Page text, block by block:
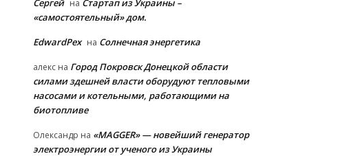
Сергей на Стартап из Украины –
«самостоятельный» дом.
EdwardPex на Солнечная энергетика
алекс на Город Покровск Донецкой области
силами здешней власти оборудуют тепловыми
насосами и котельными, работающими на
биотопливе
Олександр на «MAGGER» — новейший генератор
электроэнергии от ученого из Украины